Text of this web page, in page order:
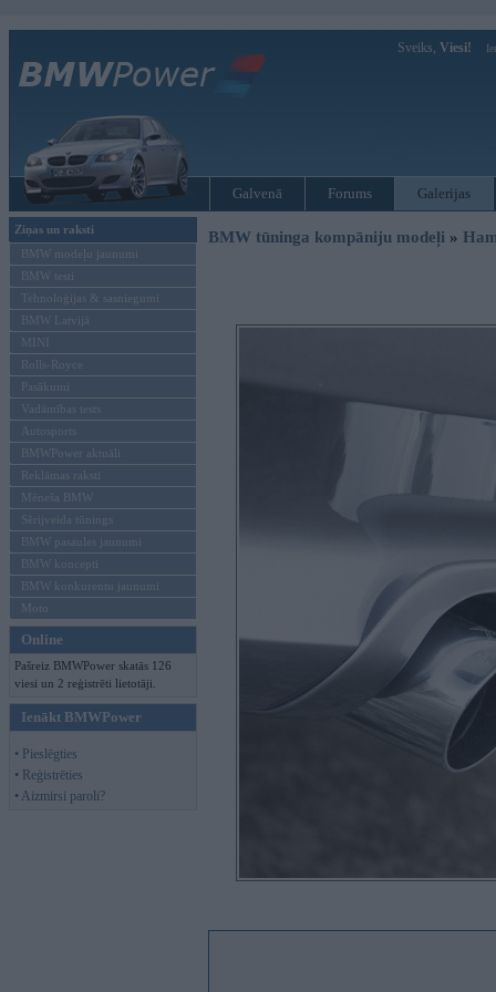
Sveiks, Viesi!
Galvenā Forums Galerijas
Ziņas un raksti
BMW modeļu jaunumi
BMW testi
Tehnoloģijas & sasniegumi
BMW Latvijā
MINI
Rolls-Royce
Pasākumi
Vadāmības tests
Autosports
BMWPower aktuāli
Reklāmas raksti
Mēneša BMW
Sērijveida tūnings
BMW pasaules jaunumi
BMW koncepti
BMW konkurentu jaunumi
Moto
Online
Pašreiz BMWPower skatās 126
viesi un 2 reģistrēti lietotāji.
Ienākt BMWPower
• Pieslēgties
• Reģistrēties
• Aizmirsi paroli?
BMW tūninga kompāniju modeļi »